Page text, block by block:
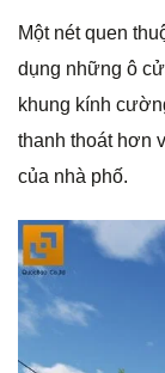
Một nét quen
dụng những ô
khung kính
thanh thoát hơn
của nhà phố.